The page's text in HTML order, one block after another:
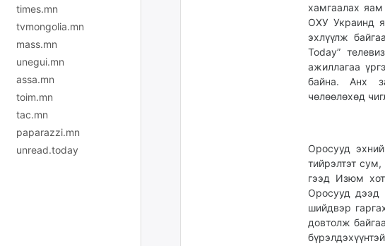
times.mn
tvmongolia.mn
mass.mn
unegui.mn
assa.mn
toim.mn
tac.mn
paparazzi.mn
unread.today
хамгаалах
ОХУ Украинд
эхлүүлж
Today”
ажиллагаа
байна. Анх
чөлөөлөхөд
Оросууд
тийрэлтэт
гээд Изюм
Оросууд дээд
шийдвэр
довтолж